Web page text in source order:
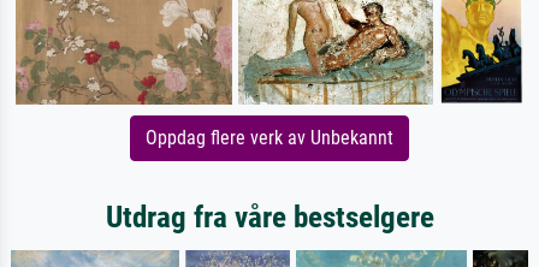
Oppdag flere verk av Unbekannt
Utdrag fra våre bestselgere